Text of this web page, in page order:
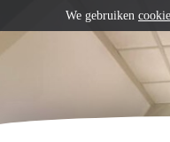
We gebruiken